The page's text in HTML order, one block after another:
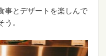
事とデザートを楽しんで
。